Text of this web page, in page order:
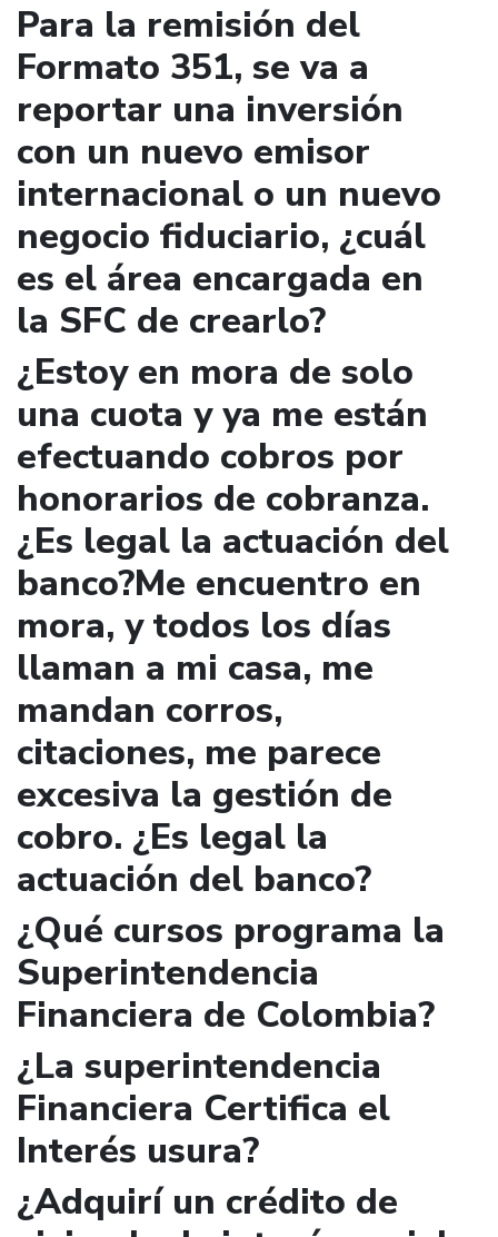
Para la remisión del
Formato 351, se va a
reportar una inversión
con un nuevo emisor
internacional o un nuevo
negocio fiduciario, ¿cuál
es el área encargada en
la SFC de crearlo?
¿Estoy en mora de solo
una cuota y ya me están
efectuando cobros por
honorarios de cobranza.
¿Es legal la actuación del
banco?Me encuentro en
mora, y todos los días
llaman a mi casa, me
mandan corros,
citaciones, me parece
excesiva la gestión de
cobro. ¿Es legal la
actuación del banco?
¿Qué cursos programa la
Superintendencia
Financiera de Colombia?
¿La superintendencia
Financiera Certifica el
Interés usura?
¿Adquirí un crédito de